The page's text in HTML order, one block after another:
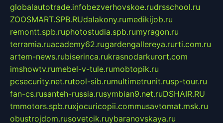
globalautotrade.infobezverhovskoe.rudrsschool.ru
ZOOSMART.SPB.RUdalakony.rumedikijob.ru
remontt.spb.ruphotostudia.spb.rumyragon.ru
terramia.ruacademy62.rugardengallereya.rurti.com.ru
artem-news.rubiserinca.rukrasnodarkurort.com
imshowtv.rumebel-v-tule.rumobtopik.ru
pcsecurity.net.rutool-sib.rumultimetrunit.rusp-tour.ru
fan-cs.rusanteh-russia.rusymbian9.net.ruDSHAIR.RU
tmmotors.spb.ruxjocuricopii.commusavtomat.msk.ru
obustrojdom.rusovetcik.ruybaranovskaya.ru